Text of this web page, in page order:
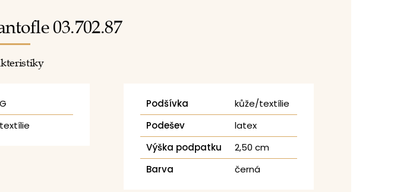
03.702.87
G
textílie
Podšívka
kůže/textílie
Podešev
latex
Výška podpatku
2,50 cm
Barva
černá